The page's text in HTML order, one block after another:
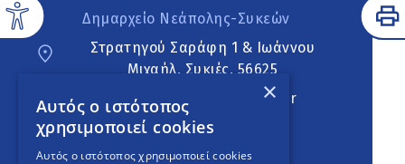
Δημαρχείο Νεάπολης-Συκεών
Στρατηγού Σαράφη 1 & Ιωάννου
Μιχαήλ, Συκιές, 56625
neapoli.sykies@ddt.gov.gr
Ακολουθήστε
×
Αυτός ο ιστότοπος
χρησιμοποιεί cookies
Αυτός ο ιστότοπος χρησιμοποιεί cookies